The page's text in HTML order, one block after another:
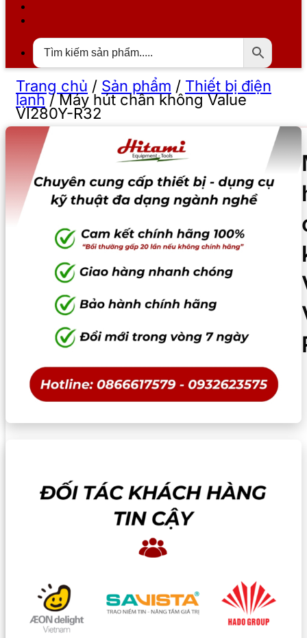
Trang chủ / Sản phẩm / Thiết bị điện
lạnh/Máy hút chân không Value
VI280Y-R32